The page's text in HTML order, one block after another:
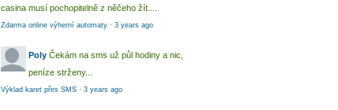
casina musí pochopitelně z něčeho žít....
Zdarma online výherní automaty · 3 years ago
Poly Čekám na sms už půl hodiny a nic,
peníze strženy...
Výklad karet přes SMS · 3 years ago